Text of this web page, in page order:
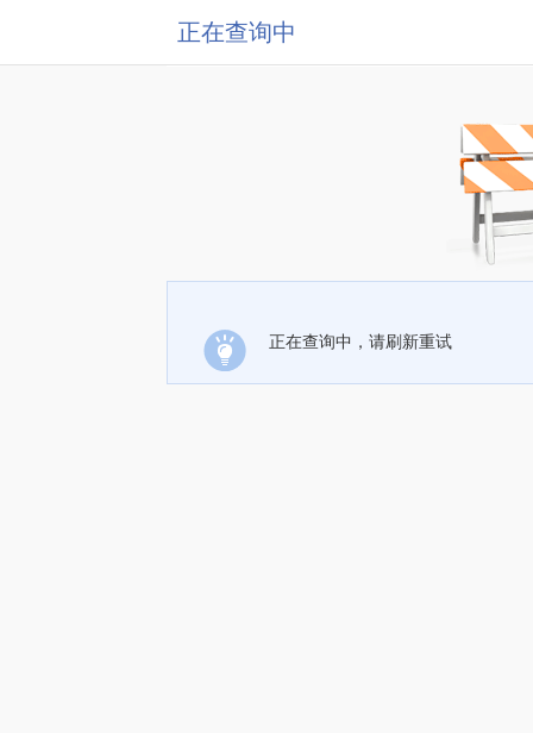
正在查询中
正在查询中，请刷新重试